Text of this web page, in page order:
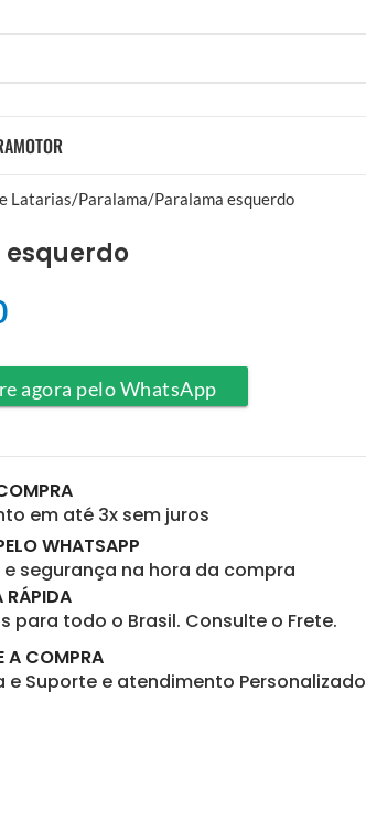
MOTOR
Latarias Paralama Paralama esquerdo
agora pelo WhatsApp
em até 3x sem juros
WHATSAPP
segurança na hora da compra
RÁPIDA
para todo o Brasil. Consulte o Frete.
A COMPRA
e Suporte e atendimento Personalizado